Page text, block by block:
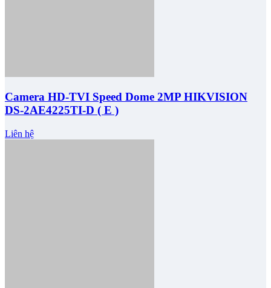
Camera HD-TVI Speed Dome 2MP HIKVISION
DS-2AE4225TI-D ( E )
Liên hệ